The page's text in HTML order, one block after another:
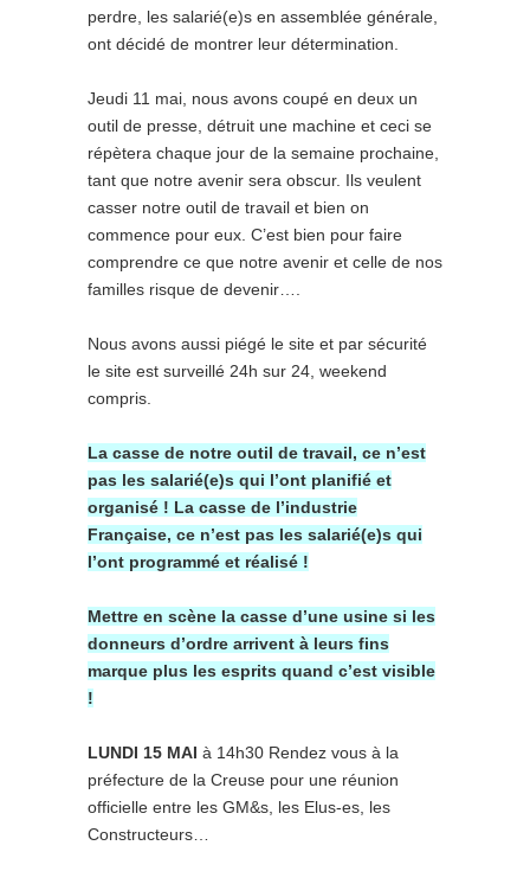
perdre, les salarié(e)s en assemblée générale,
ont décidé de montrer leur détermination.
Jeudi 11 mai, nous avons coupé en deux un
outil de presse, détruit une machine et ceci se
répètera chaque jour de la semaine prochaine,
tant que notre avenir sera obscur. Ils veulent
casser notre outil de travail et bien on
commence pour eux. C’est bien pour faire
comprendre ce que notre avenir et celle de nos
familles risque de devenir….
Nous avons aussi piégé le site et par sécurité
le site est surveillé 24h sur 24, weekend
compris.
La casse de notre outil de travail, ce n’est
pas les salarié(e)s qui l’ont planifié et
organisé ! La casse de l’industrie
Française, ce n’est pas les salarié(e)s qui
l’ont programmé et réalisé !
Mettre en scène la casse d’une usine si les
donneurs d’ordre arrivent à leurs fins
marque plus les esprits quand c’est visible
!
LUNDI 15 MAI à 14h30 Rendez vous à la
préfecture de la Creuse pour une réunion
officielle entre les GM&s, les Elus-es, les
Constructeurs…